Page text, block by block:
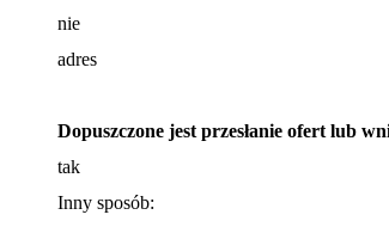
nie
adres
Dopuszczone jest przesłanie ofert lub
tak
Inny sposób: